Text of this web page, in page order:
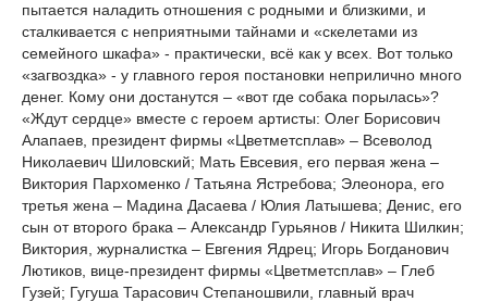
пытается наладить отношения с родными и близкими, и
сталкивается с неприятными тайнами и «скелетами из
семейного шкафа» - практически, всё как у всех. Вот только
«загвоздка» - у главного героя постановки неприлично много
денег. Кому они достанутся – «вот где собака порылась»?
«Ждут сердце» вместе с героем артисты: Олег Борисович
Алапаев, президент фирмы «Цветметсплав» – Всеволод
Николаевич Шиловский; Мать Евсевия, его первая жена –
Виктория Пархоменко / Татьяна Ястребова; Элеонора, его
третья жена – Мадина Дасаева / Юлия Латышева; Денис, его
сын от второго брака – Александр Гурьянов / Никита Шилкин;
Виктория, журналистка – Евгения Ядрец; Игорь Богданович
Лютиков, вице-президент фирмы «Цветметсплав» – Глеб
Гузей; Гугуша Тарасович Степаношвили, главный врач